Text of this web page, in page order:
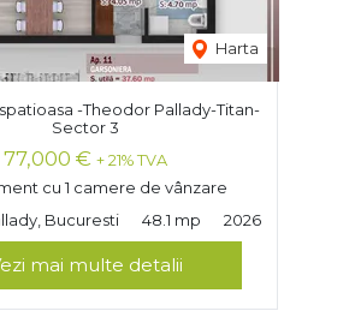
Harta
-Theodor Pallady-Titan-
Sector 3
77,000 € + 21% TVA
cu 1 camere de vânzare
Bucuresti
48.1 mp 2026
mai multe detalii